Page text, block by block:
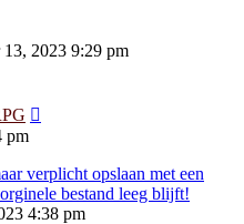
13, 2023 9:29 pm
pm
verplicht opslaan met een
bestand leeg blijft!
4:38 pm